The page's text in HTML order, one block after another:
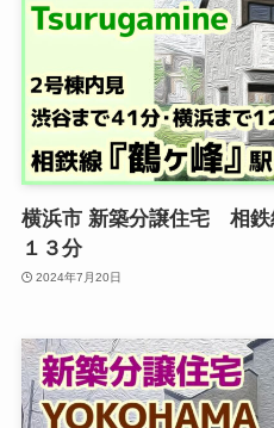
横浜市 新築分譲住宅 相鉄
１３分
2024年7月20日